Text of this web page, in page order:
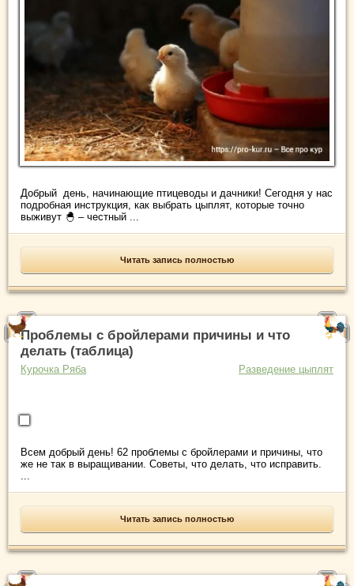
Добрый день, начинающие птицеводы и дачники! Сегодня у нас
подробная инструкция, как выбрать цыплят, которые точно
выживут 🐣 – честный ...
Читать запись полностью
Проблемы с бройлерами причины и что
делать (таблица)
Курочка Ряба Разведение цыплят
Всем добрый день! 62 проблемы с бройлерами и причины, что
же не так в выращивании. Советы, что делать, что исправить.
...
Читать запись полностью